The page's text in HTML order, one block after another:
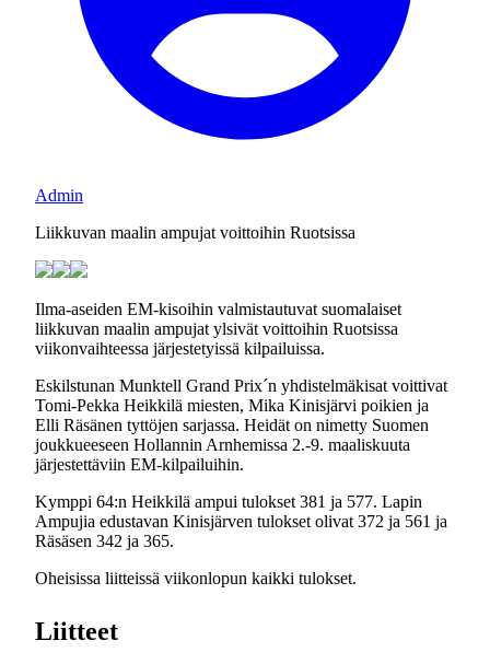
Admin
Liikkuvan maalin ampujat voittoihin Ruotsissa
Ilma-aseiden EM-kisoihin valmistautuvat suomalaiset
liikkuvan maalin ampujat ylsivät voittoihin Ruotsissa
viikonvaihteessa järjestetyissä kilpailuissa.
Eskilstunan Munktell Grand Prix´n yhdistelmäkisat voittivat
Tomi-Pekka Heikkilä miesten, Mika Kinisjärvi poikien ja
Elli Räsänen tyttöjen sarjassa. Heidät on nimetty Suomen
joukkueeseen Hollannin Arnhemissa 2.-9. maaliskuuta
järjestettäviin EM-kilpailuihin.
Kymppi 64:n Heikkilä ampui tulokset 381 ja 577. Lapin
Ampujia edustavan Kinisjärven tulokset olivat 372 ja 561 ja
Räsäsen 342 ja 365.
Oheisissa liitteissä viikonlopun kaikki tulokset.
Liitteet